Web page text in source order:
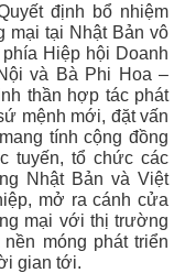
định bổ nhiệm
tại Nhật Bản vô
Hiệp hội Doanh
và Bà Phi Hoa –
thần hợp tác phát
mệnh mới, đặt vấn
tính cộng đồng
tuyến, tổ chức các
Nhật Bản và Việt
mở ra cánh cửa
mại với thị trường
móng phát triển
gian tới.